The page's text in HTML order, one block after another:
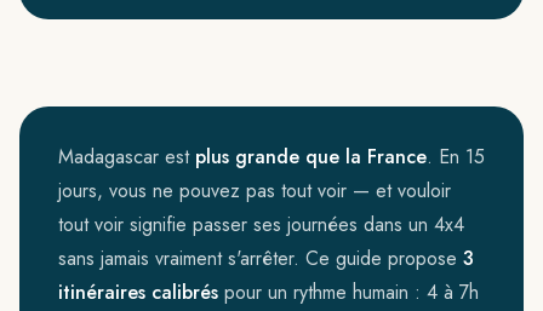
Madagascar est plus grande que la France. En 15
jours, vous ne pouvez pas tout voir — et vouloir
tout voir signifie passer ses journées dans un 4x4
sans jamais vraiment s'arrêter. Ce guide propose 3
itinéraires calibrés pour un rythme humain : 4 à 7h